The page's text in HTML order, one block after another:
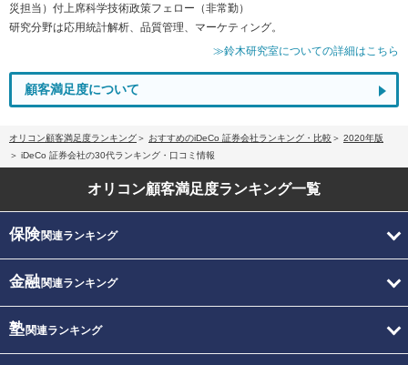
災担当）付上席科学技術政策フェロー（非常勤）
研究分野は応用統計解析、品質管理、マーケティング。
≫鈴木研究室についての詳細はこちら
顧客満足度について
オリコン顧客満足度ランキング おすすめのiDeCo 証券会社ランキング・比較
2020年版
iDeCo 証券会社の30代ランキング・口コミ情報
オリコン顧客満足度ランキング一覧
保険関連ランキング
金融関連ランキング
塾関連ランキング